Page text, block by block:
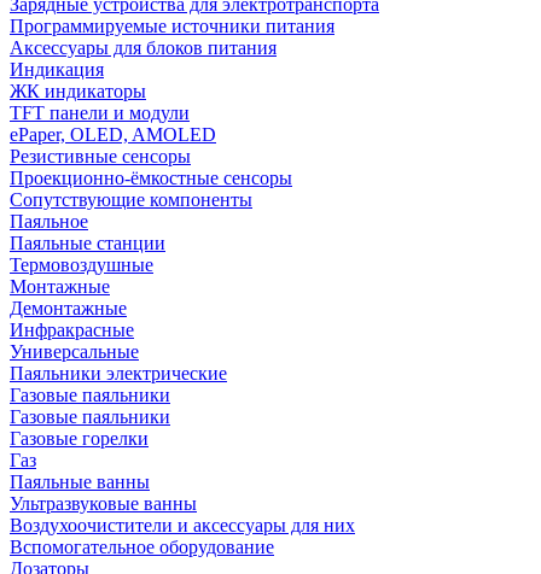
Зарядные устройства для электротранспорта
Программируемые источники питания
Аксессуары для блоков питания
Индикация
ЖК индикаторы
TFT панели и модули
ePaper, OLED, AMOLED
Резистивные сенсоры
Проекционно-ёмкостные сенсоры
Сопутствующие компоненты
Паяльное
Паяльные станции
Термовоздушные
Монтажные
Демонтажные
Инфракрасные
Универсальные
Паяльники электрические
Газовые паяльники
Газовые паяльники
Газовые горелки
Газ
Паяльные ванны
Ультразвуковые ванны
Воздухоочистители и аксессуары для них
Вспомогательное оборудование
Дозаторы